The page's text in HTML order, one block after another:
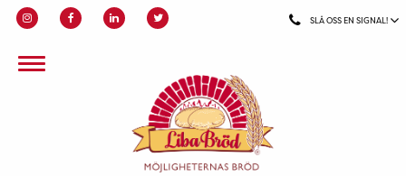
SLÅ OSS EN SIGNAL!